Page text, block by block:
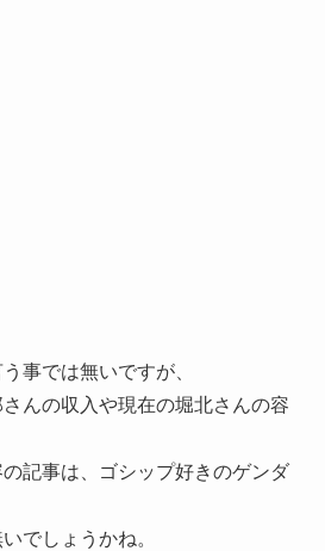
事では無いですが、
んの収入や現在の堀北さんの容
記事は、ゴシップ好きのゲンダ
でしょうかね。